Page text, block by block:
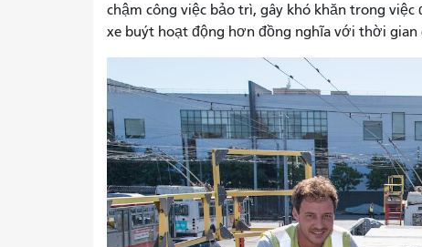
chậm công việc bảo trì, gây khó khăn trong
xe buýt hoạt động hơn đồng nghĩa với thời